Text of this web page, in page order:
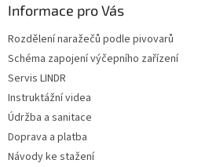
Informace pro Vás
Rozdělení naražečů podle pivovarů
Schéma zapojení výčepního zařízení
Servis LINDR
Instruktážní videa
Údržba a sanitace
Doprava a platba
Návody ke stažení